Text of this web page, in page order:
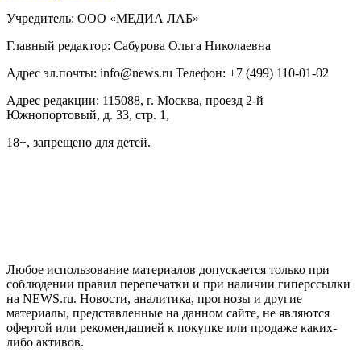
Учредитель: ООО «МЕДИА ЛАБ»
Главный редактор: Сабурова Ольга Николаевна
Адрес эл.почты: info@news.ru Телефон: +7 (499) 110-01-02
Адрес редакции: 115088, г. Москва, проезд 2-й
Южнопортовый, д. 33, стр. 1,
18+, запрещено для детей.
Любое использование материалов допускается только при
соблюдении правил перепечатки и при наличии гиперссылки
на NEWS.ru. Новости, аналитика, прогнозы и другие
материалы, представленные на данном сайте, не являются
офертой или рекомендацией к покупке или продаже каких-
либо активов.